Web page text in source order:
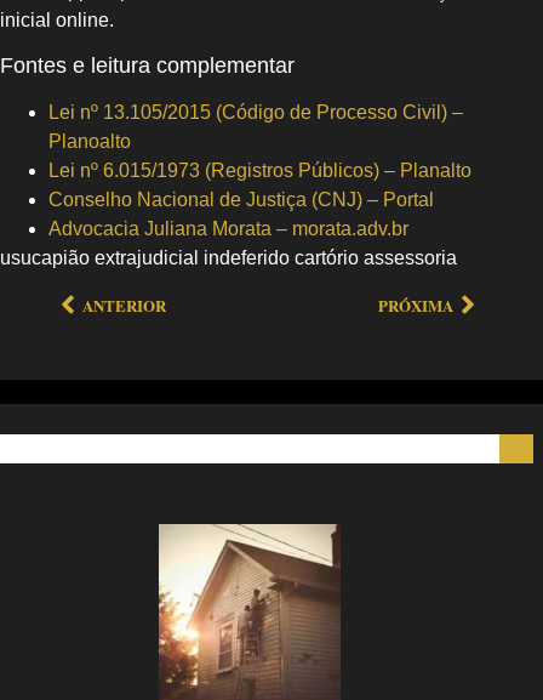
inicial online.
Fontes e leitura complementar
Lei nº 13.105/2015 (Código de Processo Civil) –
Planoalto
Lei nº 6.015/1973 (Registros Públicos) – Planalto
Conselho Nacional de Justiça (CNJ) – Portal
Advocacia Juliana Morata – morata.adv.br
usucapião extrajudicial indeferido cartório assessoria
ANTERIOR PRÓXIMA